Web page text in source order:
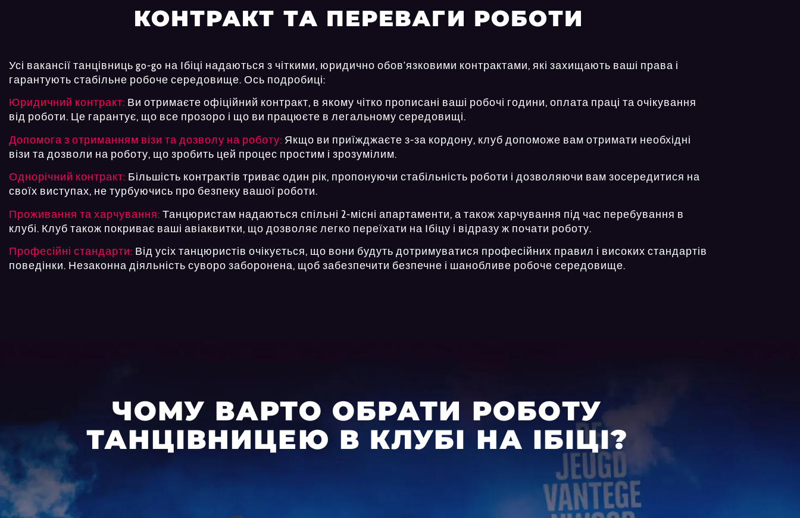
КОНТРАКТ ТА ПЕРЕВАГИ РОБОТИ
Усі вакансії танцівниць go-go на Ібіці надаються з чіткими, юридично обов’язковими контрактами, які захищають ваші права і
гарантують стабільне робоче середовище. Ось подробиці:
Юридичний контракт: Ви отримаєте офіційний контракт, в якому чітко прописані ваші робочі години, оплата праці та очікування
від роботи. Це гарантує, що все прозоро і що ви працюєте в легальному середовищі.
Допомога з отриманням візи та дозволу на роботу: Якщо ви приїжджаєте з-за кордону, клуб допоможе вам отримати необхідні
візи та дозволи на роботу, що зробить цей процес простим і зрозумілим.
Однорічний контракт: Більшість контрактів триває один рік, пропонуючи стабільність роботи і дозволяючи вам зосередитися на
своїх виступах, не турбуючись про безпеку вашої роботи.
Проживання та харчування: Танцюристам надаються спільні 2-місні апартаменти, а також харчування під час перебування в
клубі. Клуб також покриває ваші авіаквитки, що дозволяє легко переїхати на Ібіцу і відразу ж почати роботу.
Професійні стандарти: Від усіх танцюристів очікується, що вони будуть дотримуватися професійних правил і високих стандартів
поведінки. Незаконна діяльність суворо заборонена, щоб забезпечити безпечне і шанобливе робоче середовище.
ЧОМУ ВАРТО ОБРАТИ РОБОТУ
ТАНЦІВНИЦЕЮ В КЛУБІ НА ІБІЦІ?